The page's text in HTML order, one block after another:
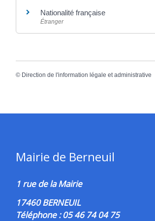
Nationalité française
Étranger
© Direction de l'information légale et administrative
Mairie de Berneuil
1 rue de la Mairie
17460 BERNEUIL
Téléphone : 05 46 74 04 75